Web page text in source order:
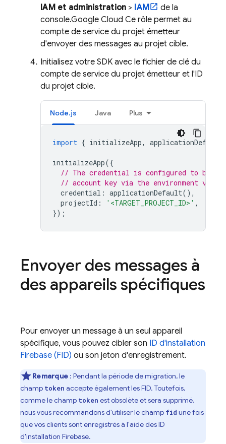
IAM et administration > IAM
de la
console.Google Cloud Ce rôle permet au
compte de service du projet émetteur
d'envoyer des messages au projet cible.
Initialisez votre SDK avec le fichier de clé du
compte de service du projet émetteur et l'ID
du projet cible.
Node.js Java Plus
import { initializeApp, applicationDefault
initializeApp({
// The credential is configured to be
// account key via the environment variable
credential : applicationDefault(),
projectId : '<TARGET_PROJECT_ID>' ,
});
Envoyer des messages à
des appareils spécifiques
Pour envoyer un message à un seul appareil
spécifique, vous pouvez cibler son ID d'installation
Firebase (FID) ou son jeton d'enregistrement.
Remarque : Pendant la période de migration, le
champ token accepte également les FID. Toutefois,
comme le champ token est obsolète et sera supprimé,
nous vous recommandons d'utiliser le champ fid une fois
que vos clients sont enregistrés à l'aide des ID
d'installation Firebase.